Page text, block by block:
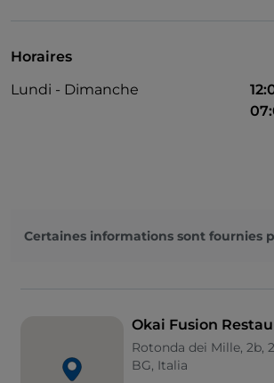
Horaires
Lundi - Dimanche
Certaines informations sont fournies
Okai Fusion
Rotonda dei Mille, 2b,
BG, Italia